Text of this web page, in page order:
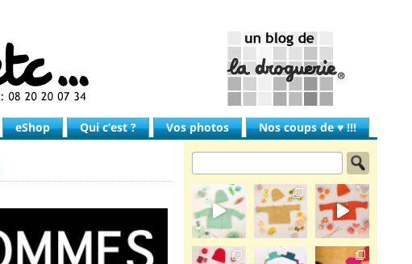
eShop Qui c’est ? Vos photos Nos coups de ♥ !!!